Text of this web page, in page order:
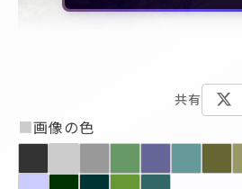
共有
■画像の色